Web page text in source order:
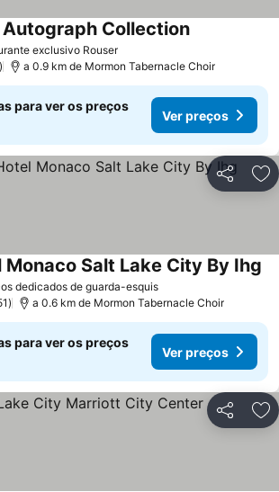
exclusivo Rouser
Collection
a 0.9 km de Mormon Tabernacle Choir
para ver os preços
Ver preços
Partilhar
dedicados de guarda-esquis
Salt Lake City By Ihg
a 0.6 km de Mormon Tabernacle Choir
para ver os preços
Ver preços
Partilhar